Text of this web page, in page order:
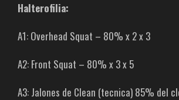
Halterofilia:
A1: Overhead Squat – 80% x 2 x 3
A2: Front Squat – 80% x 3 x 5
A3: Jalones de Clean (tecnica) 85% del